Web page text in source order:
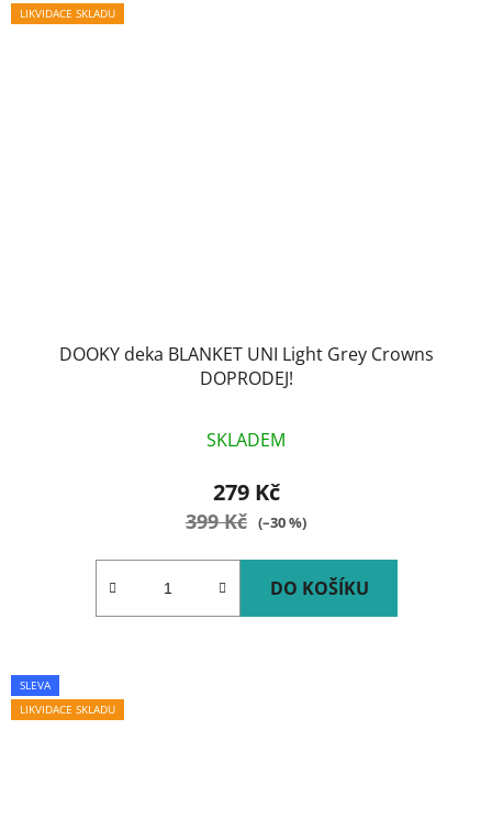
LIKVIDACE SKLADU
DOOKY deka BLANKET UNI Light Grey Crowns
DOPRODEJ!
SKLADEM
279 Kč
399 Kč (–30 %)
DO KOŠÍKU
SLEVA
LIKVIDACE SKLADU